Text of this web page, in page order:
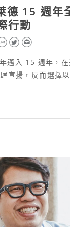
德 15 週年
行動
邁入 15 週年，
宣揚，反而選擇